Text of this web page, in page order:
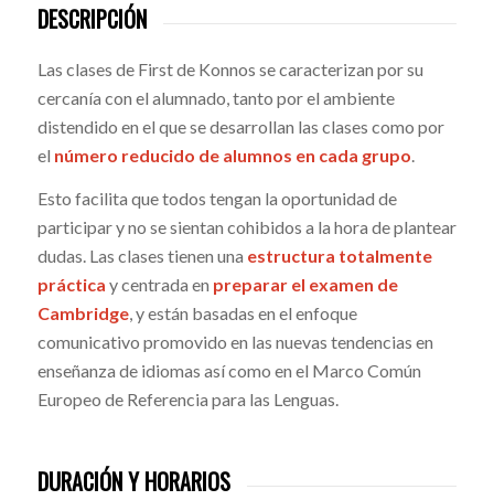
DESCRIPCIÓN
Las clases de First de Konnos se caracterizan por su
cercanía con el alumnado, tanto por el ambiente
distendido en el que se desarrollan las clases como por
el número reducido de alumnos en cada grupo
Esto facilita que todos tengan la oportunidad de
participar y no se sientan cohibidos a la hora de plantear
dudas. Las clases tienen una estructura totalmente
práctica y centrada en preparar el examen de
Cambridge, y están basadas en el enfoque
comunicativo promovido en las nuevas tendencias en
enseñanza de idiomas así como en el Marco Común
Europeo de Referencia para las Lenguas.
DURACIÓN Y HORARIOS